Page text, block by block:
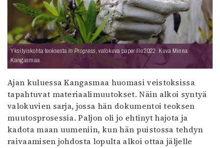
Yksityiskohta teoksestaIn Progress, valokuva paperille 2022. Kuva Minna
Kangasmaa.
Ajan kuluessa Kangasmaa huomasi veistoksissa
tapahtuvat materiaalimuutokset. Näin alkoi syntyä
valokuvien sarja, jossa hän dokumentoi teoksen
muutosprosessia. Paljon oli jo ehtinyt hajota ja
kadota maan uumeniin, kun hän puistossa tehdyn
raivaamisen johdosta lopulta alkoi ottaa jäljelle